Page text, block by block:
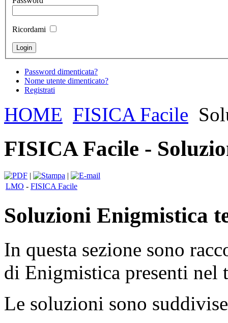
Ricordami
Password dimenticata?
Nome utente dimenticato?
Registrati
HOME FISICA Facile
FISICA Facile -
|
|
LMO - FISICA Facile
Soluzioni Enigmistica
In questa sezione sono
di Enigmistica presenti
Le soluzioni sono